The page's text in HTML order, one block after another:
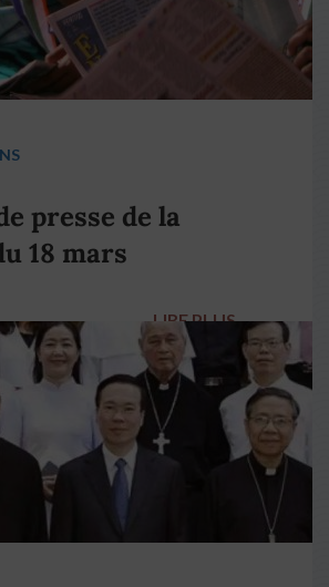
presse de la
18 mars
LIRE PLUS →